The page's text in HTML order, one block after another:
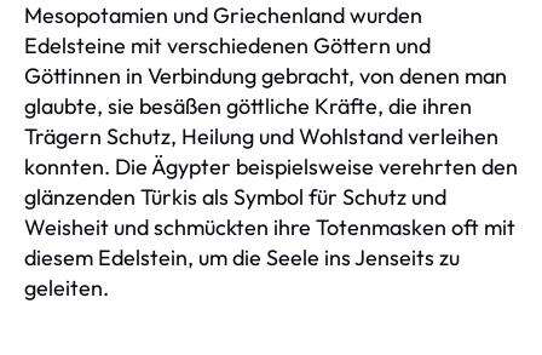
Mesopotamien und Griechenland wurden
Edelsteine mit verschiedenen Göttern und
Göttinnen in Verbindung gebracht, von denen man
glaubte, sie besäßen göttliche Kräfte, die ihren
Trägern Schutz, Heilung und Wohlstand verleihen
konnten. Die Ägypter beispielsweise verehrten den
glänzenden Türkis als Symbol für Schutz und
Weisheit und schmückten ihre Totenmasken oft mit
diesem Edelstein, um die Seele ins Jenseits zu
geleiten.